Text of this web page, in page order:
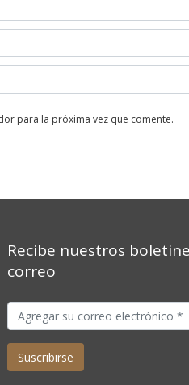
para la próxima vez que comente.
Recibe nuestros
correo